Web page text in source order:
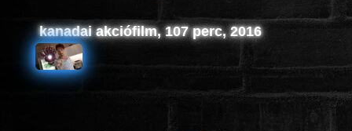
kanadai akciófilm, 107 perc, 2016